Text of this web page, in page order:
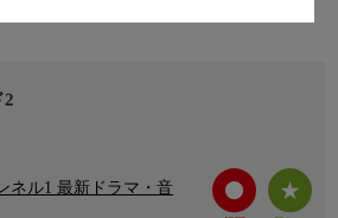
2
ネル1 最新ドラマ・音